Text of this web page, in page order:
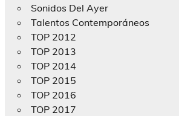
Sonidos Del Ayer
Talentos Contemporáneos
TOP 2012
TOP 2013
TOP 2014
TOP 2015
TOP 2016
TOP 2017